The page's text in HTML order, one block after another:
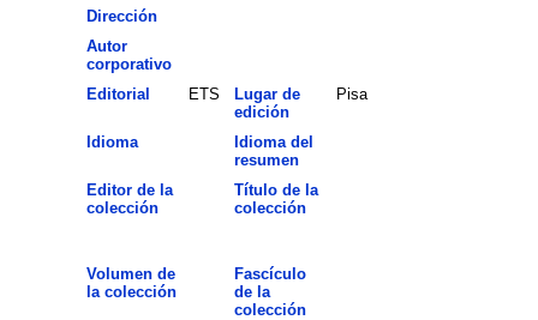
Dirección
Autor
corporativo
Editorial
ETS
Lugar de
edición
Pisa
Idioma
Idioma del
resumen
Editor de la
colección
Título de la
colección
Volumen de
la colección
Fascículo
de la
colección